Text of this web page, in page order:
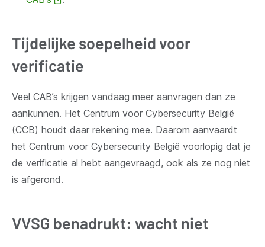
Tijdelijke soepelheid voor
verificatie
Veel CAB’s krijgen vandaag meer aanvragen dan ze
aankunnen. Het Centrum voor Cybersecurity België
(CCB) houdt daar rekening mee. Daarom aanvaardt
het Centrum voor Cybersecurity België voorlopig dat je
de verificatie al hebt aangevraagd, ook als ze nog niet
is afgerond.
VVSG benadrukt: wacht niet